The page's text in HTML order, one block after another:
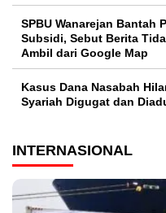
SPBU Wanarejan Bantah
Subsidi, Sebut Berita
Ambil dari Google Map
Kasus Dana Nasabah
Syariah Digugat dan
INTERNASIONAL